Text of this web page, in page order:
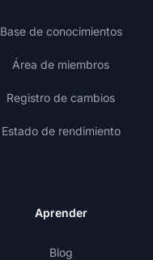
Base de conocimientos
Área de miembros
Registro de cambios
Estado de rendimiento
Aprender
Blog